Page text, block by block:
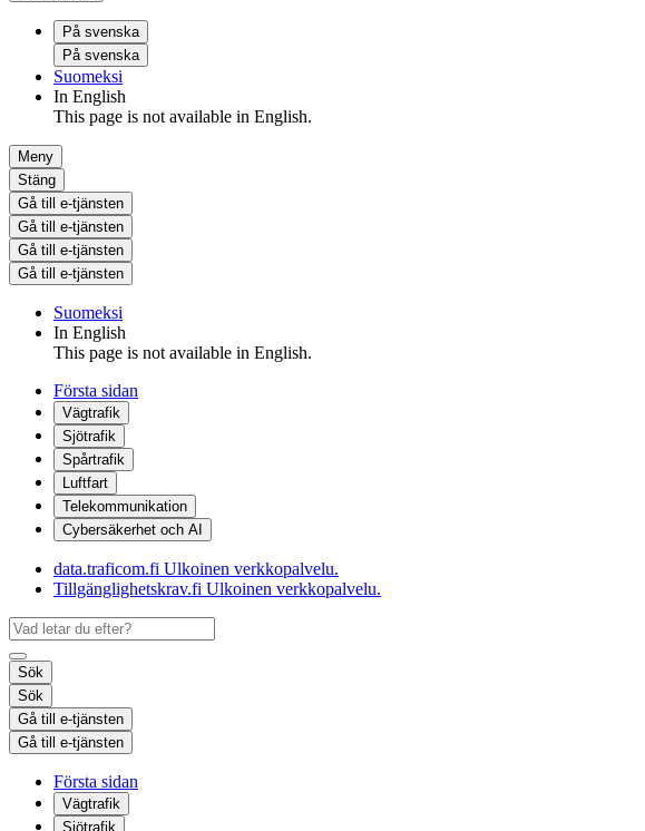
På svenska
På svenska
Suomeksi
In English
This page is not available in English.
Meny
Stäng
Gå till e-tjänsten
Gå till e-tjänsten
Gå till e-tjänsten
Gå till e-tjänsten
Suomeksi
In English
This page is not available in English.
Första sidan
Vägtrafik
Sjötrafik
Spårtrafik
Luftfart
Telekommunikation
Cybersäkerhet och AI
data.traficom.fi Ulkoinen verkkopalvelu.
Tillgänglighetskrav.fi Ulkoinen verkkopalvelu.
Sök
Sök
Gå till e-tjänsten
Gå till e-tjänsten
Första sidan
Vägtrafik
Sjötrafik